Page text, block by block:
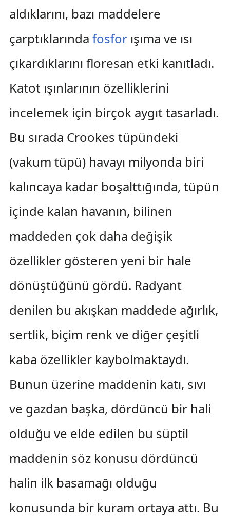
aldıklarını, bazı maddelere
çarptıklarında fosforışıma ve ısı
çıkardıklarını floresan etki kanıtladı.
Katot ışınlarının özelliklerini
incelemek için birçok aygıt tasarladı.
Bu sırada Crookes tüpündeki
(vakum tüpü) havayı milyonda biri
kalıncaya kadar boşalttığında, tüpün
içinde kalan havanın, bilinen
maddeden çok daha değişik
özellikler gösteren yeni bir hale
dönüştüğünü gördü. Radyant
denilen bu akışkan maddede ağırlık,
sertlik, biçim renk ve diğer çeşitli
kaba özellikler kaybolmaktaydı.
Bunun üzerine maddenin katı, sıvı
ve gazdan başka, dördüncü bir hali
olduğu ve elde edilen bu süptil
maddenin söz konusu dördüncü
halin ilk basamağı olduğu
konusunda bir kuram ortaya attı. Bu